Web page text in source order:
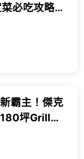
必吃攻略，
奶酒先推。
霸主！傑克
坪Grill
元爽嗑自助